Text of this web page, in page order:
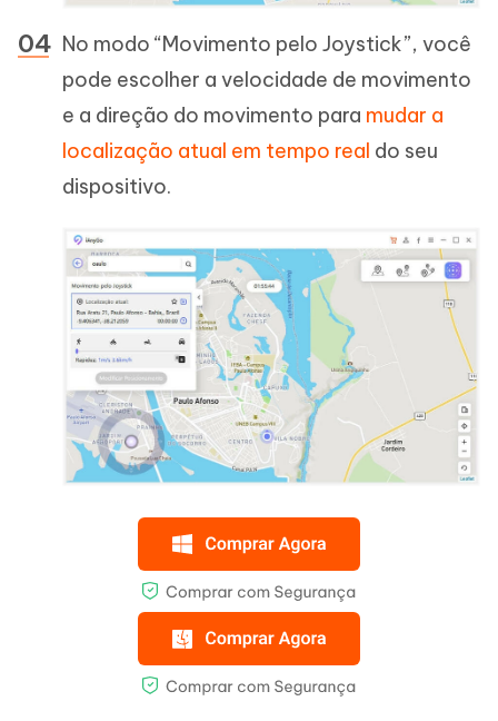
No modo “Movimento pelo Joystick”, você
pode escolher a velocidade de movimento
e a direção do movimento para mudar a
localização atual em tempo real do seu
dispositivo.